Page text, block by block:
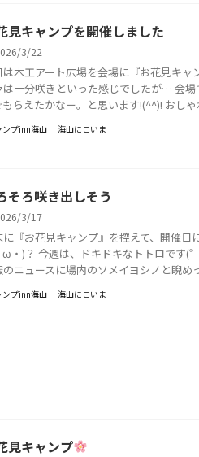
見キャンプを開催しました
3/22
は木工アート広場を会場に『お花見キャ
は一分咲きといった感じでしたが… 会
もらえたかなー。と思います!(^^)! おしゃ
ンプinn海山 海山にこいま
そろ咲き出しそう
3/17
に『お花見キャンプ』を控えて、開催日
ω・)？ 今週は、ドキドキなトトロです(
のニュースに場内のソメイヨシノと睨め
ンプinn海山 海山にこいま
見キャンプ